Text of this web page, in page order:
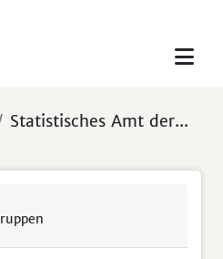
Statistisches Amt der...